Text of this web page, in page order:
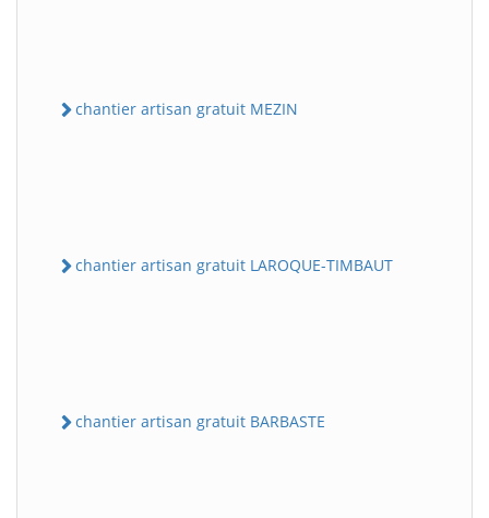
chantier artisan gratuit MEZIN
chantier artisan gratuit LAROQUE-TIMBAUT
chantier artisan gratuit BARBASTE